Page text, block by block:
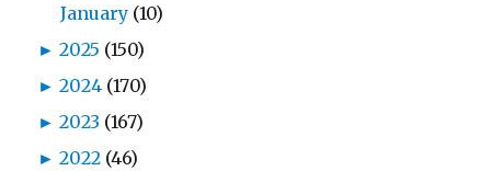
January (10)
► 2025 (150)
► 2024 (170)
► 2023 (167)
► 2022 (46)